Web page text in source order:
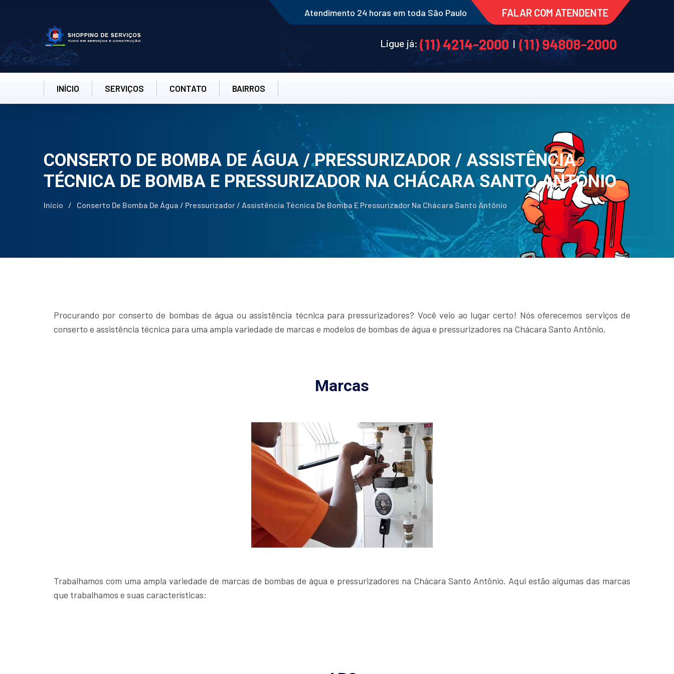
Atendimento 24 horas em toda São Paulo FALAR COM ATENDENTE
Ligue já: (11) 4214-2000 | (11) 94808-2000
INÍCIO SERVIÇOS CONTATO BAIRROS
CONSERTO DE BOMBA DE ÁGUA / PRESSURIZADOR / ASSISTÊNCIA
TÉCNICA DE BOMBA E PRESSURIZADOR NA CHÁCARA SANTO ANTÔNIO
Início / Conserto De Bomba De Água / Pressurizador / Assistência Técnica De Bomba E Pressurizador Na Chácara Santo Antônio
Procurando por conserto de bombas de água ou assistência técnica para pressurizadores? Você veio ao lugar certo! Nós oferecemos serviços de
conserto e assistência técnica para uma ampla variedade de marcas e modelos de bombas de água e pressurizadores na Chácara Santo Antônio.
Marcas
Trabalhamos com uma ampla variedade de marcas de bombas de água e pressurizadores na Chácara Santo Antônio. Aqui estão algumas das marcas
que trabalhamos e suas características: